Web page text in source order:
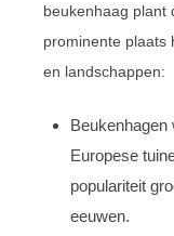
beukenhaag plant
prominente plaats
en landschappen:
Beukenhagen
Europese
populariteit
eeuwen.